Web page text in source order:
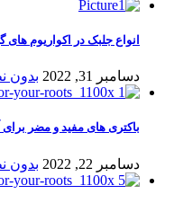
انواع جلبک در اکواریوم های
دسامبر 31, 2022 بدون
باکتری های مفید و مضر برای
دسامبر 22, 2022 بدون